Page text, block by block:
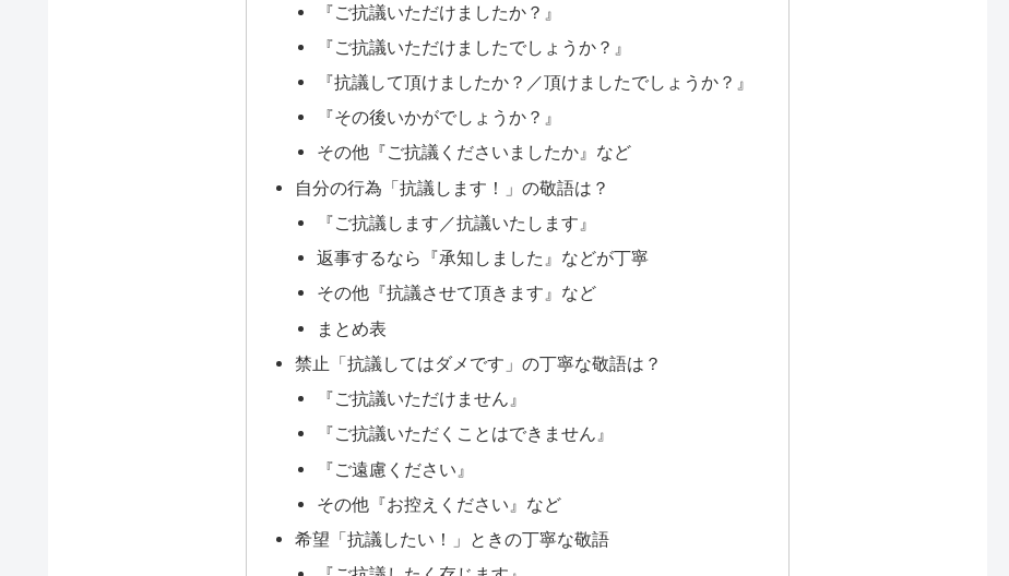
『ご抗議いただけましたか？』
『ご抗議いただけましたでしょうか？』
『抗議して頂けましたか？／頂けましたでしょうか？』
『その後いかがでしょうか？』
その他『ご抗議くださいましたか』など
自分の行為「抗議します！」の敬語は？
『ご抗議します／抗議いたします』
返事するなら『承知しました』などが丁寧
その他『抗議させて頂きます』など
まとめ表
禁止「抗議してはダメです」の丁寧な敬語は？
『ご抗議いただけません』
『ご抗議いただくことはできません』
『ご遠慮ください』
その他『お控えください』など
希望「抗議したい！」ときの丁寧な敬語